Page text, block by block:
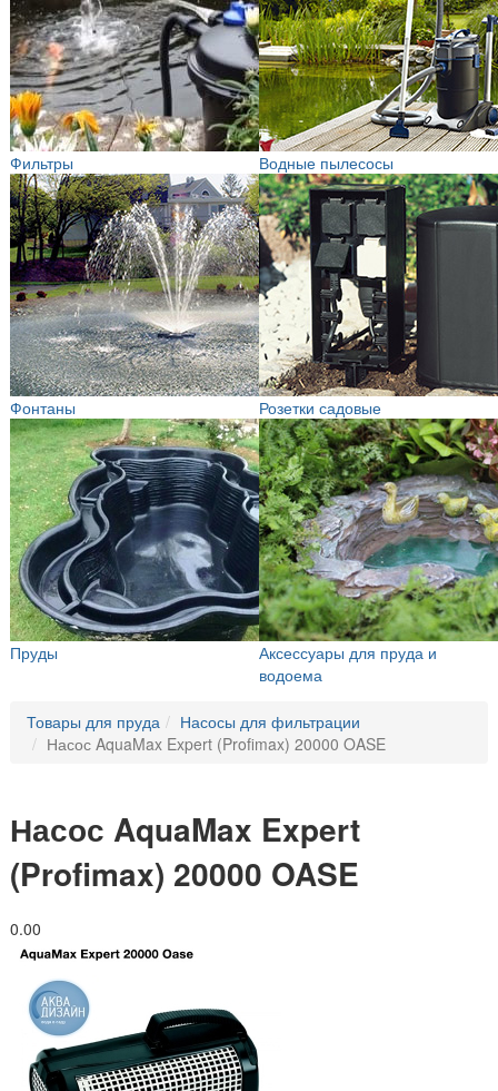
Фильтры Водные пылесосы
Фонтаны Розетки садовые
Пруды
Аксессуары для пруда и
водоема
Товары для пруда
Насосы для фильтрации
Насос AquaMax Expert (Profimax) 20000 OASE
Насос AquaMax Expert
(Profimax) 20000 OASE
0.00